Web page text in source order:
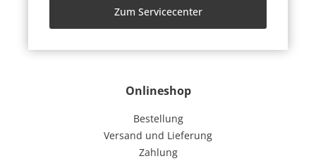
Onlineshop
Bestellung
Versand und Lieferung
Zahlung
Zum Servicecenter